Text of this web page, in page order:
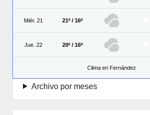
Miér. 21 21º / 16º
Jue. 22 20º / 16º
Clima en Fernández
Archivo por meses